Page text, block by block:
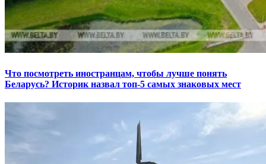
Что посмотреть иностранцам, чтобы лучше понять
Беларусь? Историк назвал топ-5 самых знаковых мест